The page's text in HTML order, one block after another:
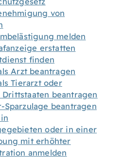
von
melden
erstatten
finden
Arzt beantragen
Tierarzt oder
Drittstaaten beantragen
Sparzulage beantragen
oder in einer
mit erhöhter
anmelden